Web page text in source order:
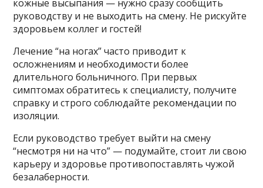
кожные высыпания — нужно сразу сообщить
руководству и не выходить на смену. Не рискуйте
здоровьем коллег и гостей!
Лечение “на ногах” часто приводит к
осложнениям и необходимости более
длительного больничного. При первых
симптомах обратитесь к специалисту, получите
справку и строго соблюдайте рекомендации по
изоляции.
Если руководство требует выйти на смену
“несмотря ни на что” — подумайте, стоит ли свою
карьеру и здоровье противопоставлять чужой
безалаберности.